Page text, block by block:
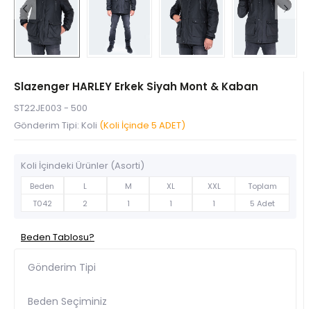
Slazenger HARLEY Erkek Siyah Mont & Kaban
ST22JE003 - 500
Gönderim Tipi: Koli (Koli İçinde 5 ADET)
Koli İçindeki Ürünler (Asorti)
Beden L M XL XXL
Toplam
T042
2 1 1 1 5 Adet
Beden Tablosu?
Gönderim Tipi
Beden Seçiminiz